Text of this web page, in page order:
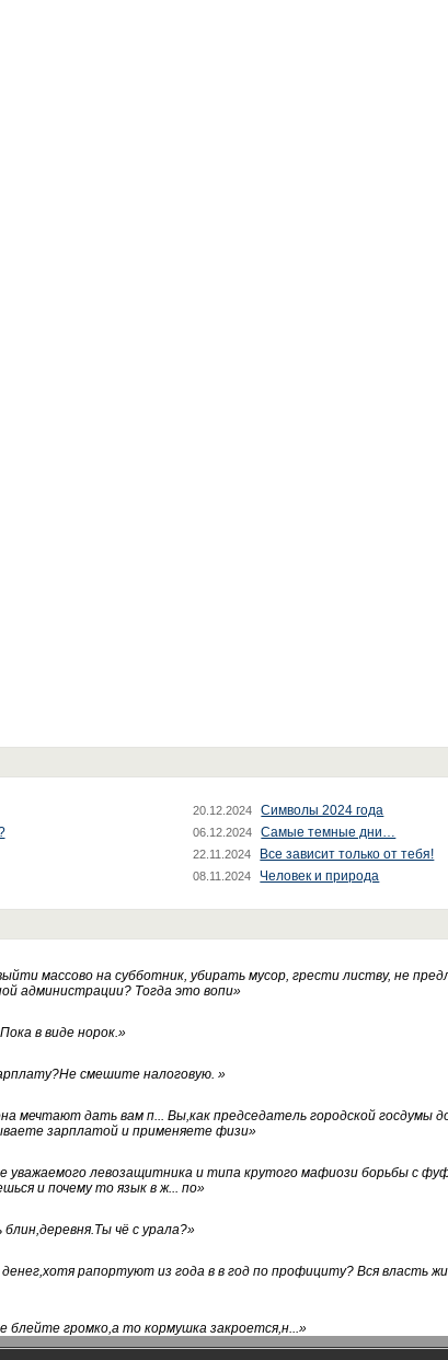
20.12.2024 Символы 2024 года
06.12.2024 Самые темные дни…
22.11.2024 Все зависит только от тебя!
08.11.2024 Человек и природа
массово на субботник, убирать мусор, грести листву, не
администрации? Тогда это вопи»
в виде норок.»
смешите налоговую. »
мечтают дать вам п... Вы,как председатель городской госдумы
зарплатой и применяете физи»
уважаемого левозащитника и типа крутого мафиози борьбы с
и почему то язык в ж... по»
чё с урала?»
рапортуют из года в в год по профициту? Вся власть
громко,а то кормушка закроется,н...»